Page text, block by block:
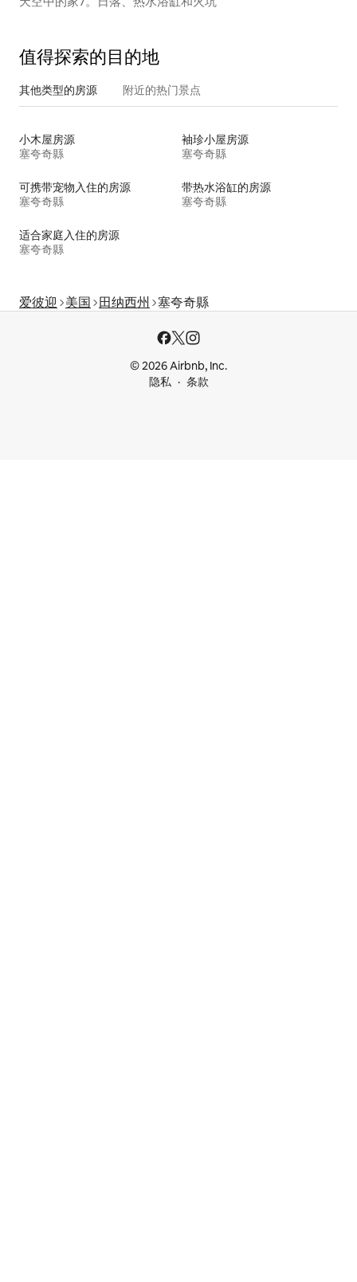
值得探索的目的地
其他类型的房源 附近的热门景点
小木屋房源
塞夸奇縣
袖珍小屋房源
塞夸奇縣
可携带宠物入住的房源
塞夸奇縣
带热水浴缸的房源
塞夸奇縣
适合家庭入住的房源
塞夸奇縣
爱彼迎 美国 田纳西州 塞夸奇縣
© 2026 Airbnb, Inc.
隐私
条款